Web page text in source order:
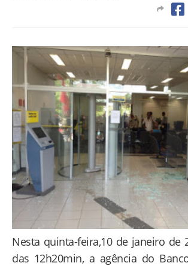
Nesta quinta-feira,10 de janeiro de
das 12h20min, a agência do